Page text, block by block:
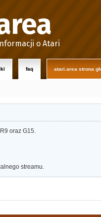
o Atari
faq atari.area strona
oraz G15.
streamu.